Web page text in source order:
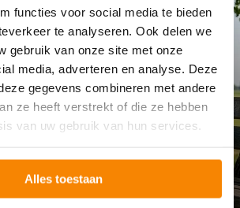
functies voor social media te bieden
te analyseren. Ook delen we
gebruik van onze site met onze
media, adverteren en analyse. Deze
gegevens combineren met andere
ze heeft verstrekt of die ze hebben
van uw gebruik van hun services.
Alles toestaan
warmte: zo ondersteun je
temperatuurregulatie van je